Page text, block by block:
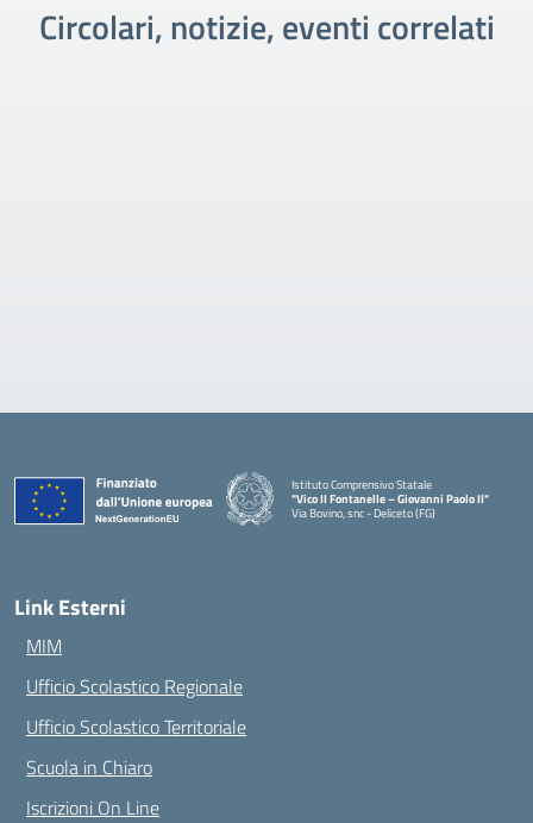
Circolari, notizie, eventi correlati
Istituto Comprensivo Statale
"Vico II Fontanelle – Giovanni Paolo II"
Via Bovino, snc - Deliceto (FG)
Link Esterni
MIM
Ufficio Scolastico Regionale
Ufficio Scolastico Territoriale
Scuola in Chiaro
Iscrizioni On Line